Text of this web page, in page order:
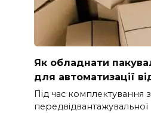
Як обладнати
для автоматизації
Під час комплектування
передвідвантажувальної